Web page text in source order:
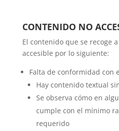
CONTENIDO NO
El contenido que se recoge
accesible por lo siguiente:
Falta de conformidad con
Hay contenido textual
Se observa cómo en
cumple con el mínimo
requerido